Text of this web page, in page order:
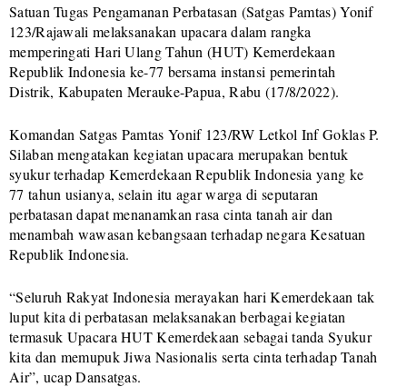
Satuan Tugas Pengamanan Perbatasan (Satgas Pamtas) Yonif
123/Rajawali melaksanakan upacara dalam rangka
memperingati Hari Ulang Tahun (HUT) Kemerdekaan
Republik Indonesia ke-77 bersama instansi pemerintah
Distrik, Kabupaten Merauke-Papua, Rabu (17/8/2022).
Komandan Satgas Pamtas Yonif 123/RW Letkol Inf Goklas P.
Silaban mengatakan kegiatan upacara merupakan bentuk
syukur terhadap Kemerdekaan Republik Indonesia yang ke
77 tahun usianya, selain itu agar warga di seputaran
perbatasan dapat menanamkan rasa cinta tanah air dan
menambah wawasan kebangsaan terhadap negara Kesatuan
Republik Indonesia.
“Seluruh Rakyat Indonesia merayakan hari Kemerdekaan tak
luput kita di perbatasan melaksanakan berbagai kegiatan
termasuk Upacara HUT Kemerdekaan sebagai tanda Syukur
kita dan memupuk Jiwa Nasionalis serta cinta terhadap Tanah
Air”, ucap Dansatgas.